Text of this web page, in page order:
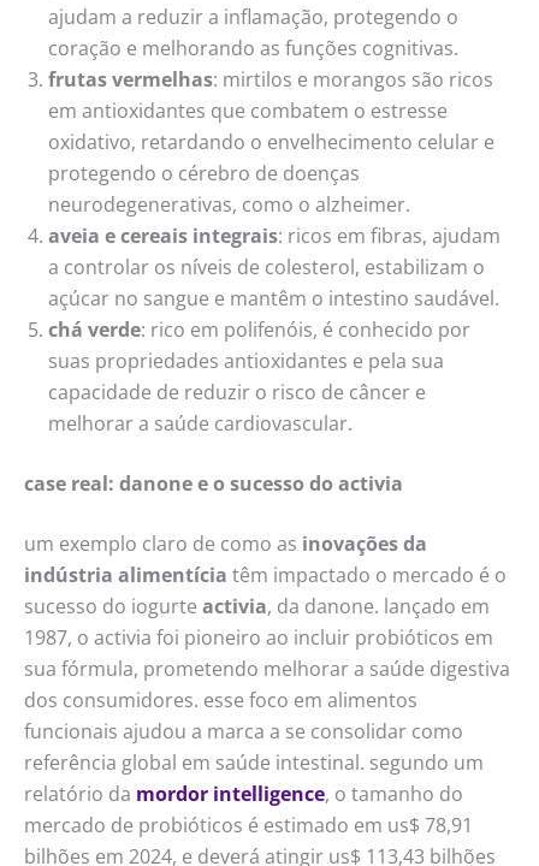
ajudam a reduzir a inflamação, protegendo o
coração e melhorando as funções cognitivas.
frutas vermelhas: mirtilos e morangos são ricos
em antioxidantes que combatem o estresse
oxidativo, retardando o envelhecimento celular e
protegendo o cérebro de doenças
neurodegenerativas, como o alzheimer.
aveia e cereais integrais: ricos em fibras, ajudam
a controlar os níveis de colesterol, estabilizam o
açúcar no sangue e mantêm o intestino saudável.
chá verde: rico em polifenóis, é conhecido por
suas propriedades antioxidantes e pela sua
capacidade de reduzir o risco de câncer e
melhorar a saúde cardiovascular.
case real: danone e o sucesso do activia
um exemplo claro de como as inovações da
indústria alimentícia têm impactado o mercado é o
sucesso do iogurte activia, da danone. lançado em
1987, o activia foi pioneiro ao incluir probióticos em
sua fórmula, prometendo melhorar a saúde digestiva
dos consumidores. esse foco em alimentos
funcionais ajudou a marca a se consolidar como
referência global em saúde intestinal. segundo um
relatório da mordor intelligence, o tamanho do
mercado de probióticos é estimado em us$ 78,91
bilhões em 2024, e deverá atingir us$ 113,43 bilhões